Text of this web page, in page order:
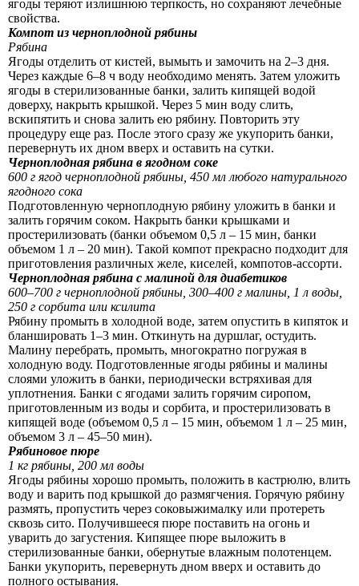
ягоды теряют излишнюю терпкость, но сохраняют лечебные
свойства.
Компот из черноплодной рябины
Рябина
Ягоды отделить от кистей, вымыть и замочить на 2–3 дня.
Через каждые 6–8 ч воду необходимо менять. Затем уложить
ягоды в стерилизованные банки, залить кипящей водой
доверху, накрыть крышкой. Через 5 мин воду слить,
вскипятить и снова залить ею рябину. Повторить эту
процедуру еще раз. После этого сразу же укупорить банки,
перевернуть их дном вверх и оставить на сутки.
Черноплодная рябина в ягодном соке
600 г ягод черноплодной рябины, 450 мл любого натурального
ягодного сока
Подготовленную черноплодную рябину уложить в банки и
залить горячим соком. Накрыть банки крышками и
простерилизовать (банки объемом 0,5 л – 15 мин, банки
объемом 1 л – 20 мин). Такой компот прекрасно подходит для
приготовления различных желе, киселей, компотов-ассорти.
Черноплодная рябина с малиной для диабетиков
600–700 г черноплодной рябины, 300–400 г малины, 1 л воды,
250 г сорбита или ксилита
Рябину промыть в холодной воде, затем опустить в кипяток и
бланшировать 1–3 мин. Откинуть на дуршлаг, остудить.
Малину перебрать, промыть, многократно погружая в
холодную воду. Подготовленные ягоды рябины и малины
слоями уложить в банки, периодически встряхивая для
уплотнения. Банки с ягодами залить горячим сиропом,
приготовленным из воды и сорбита, и простерилизовать в
кипящей воде (объемом 0,5 л – 15 мин, объемом 1 л – 25 мин,
объемом 3 л – 45–50 мин).
Рябиновое пюре
1 кг рябины, 200 мл воды
Ягоды рябины хорошо промыть, положить в кастрюлю, влить
воду и варить под крышкой до размягчения. Горячую рябину
размять, пропустить через соковыжималку или протереть
сквозь сито. Получившееся пюре поставить на огонь и
уварить до загустения. Кипящее пюре выложить в
стерилизованные банки, обернутые влажным полотенцем.
Банки укупорить, перевернуть дном вверх и оставить до
полного остывания.